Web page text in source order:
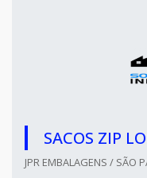
SACOS ZIP
JPR EMBALAGENS / SÃO